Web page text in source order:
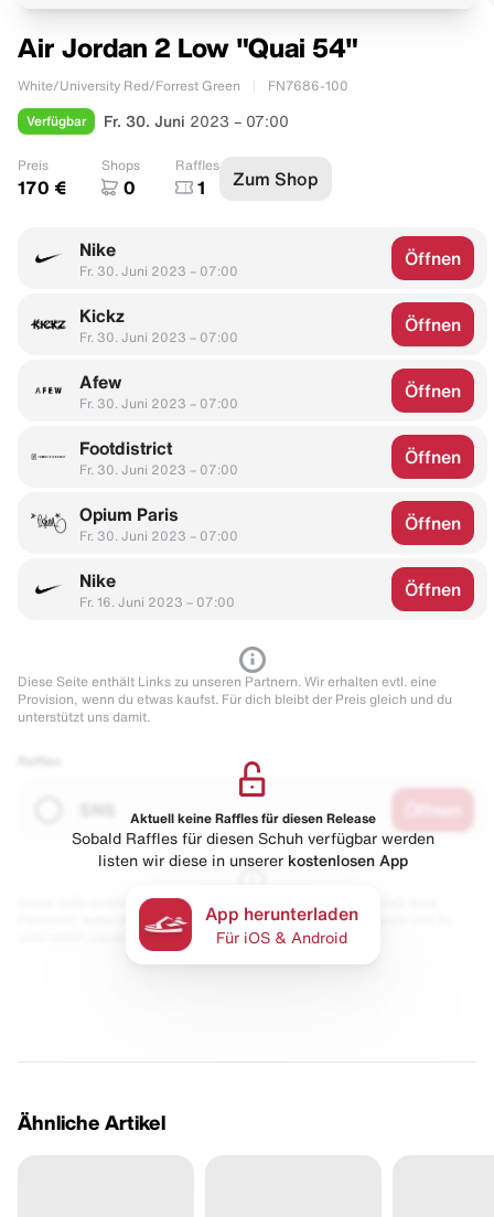
Air Jordan 2 Low "Quai 54"
White/University Red/Forrest Green FN7686-100
Verfügbar Fr. 30. Juni 2023 – 07:00
Preis
170 €
Shops
0
Raffles
1 Zum Shop
Nike
Fr. 30. Juni 2023 – 07:00
Öffnen
Kickz
Fr. 30. Juni 2023 – 07:00
Öffnen
Afew
Fr. 30. Juni 2023 – 07:00
Öffnen
Footdistrict
Fr. 30. Juni 2023 – 07:00
Öffnen
Opium Paris
Fr. 30. Juni 2023 – 07:00
Öffnen
Nike
Fr. 16. Juni 2023 – 07:00
Öffnen
Diese Seite enthält Links zu unseren Partnern. Wir erhalten evtl. eine
Provision, wenn du etwas kaufst. Für dich bleibt der Preis gleich und du
unterstützt uns damit.
Diese Seite enthält Links zu unseren Partnern. Wir erhalten evtl. eine
Provision, wenn du etwas kaufst. Für dich bleibt der Preis gleich und du
unterstützt uns damit.
Aktuell keine Raffles für diesen Release
Sobald Raffles für diesen Schuh verfügbar werden
listen wir diese in unserer kostenlosen App
App herunterladen
Für iOS & Android
Ähnliche Artikel